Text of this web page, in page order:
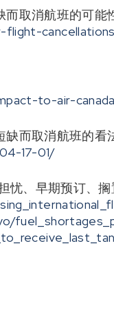
取消航班的可能
flight-
to-air-
而取消航班的看
17-01/
、早期预订、搁